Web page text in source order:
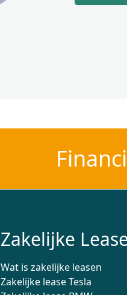
Zakelijke
Wat is zakelijke leasen
Zakelijke lease Tesla